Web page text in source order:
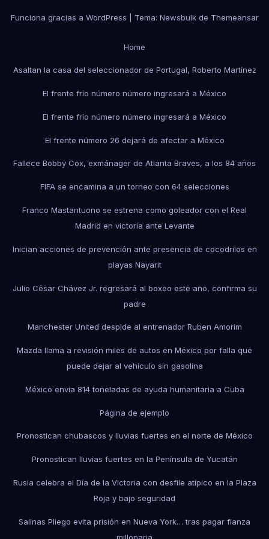
Funciona gracias a WordPress Tema: Newsbulkde Themeansar
Home
Asaltan la casa del seleccionador de Portugal, Roberto Martínez
El frente frío número número ingresará a México
El frente frío número número ingresará a México
El frente número 26 dejará de afectar a México
Fallece Bobby Cox, exmánager de Atlanta Braves, a los 84 años
FIFA se encamina a un torneo con 64 selecciones
Franco Mastantuono se estrena como goleador con el Real
Madrid en victoria ante Levante
Inician acciones de prevención ante presencia de cocodrilos en
playas Nayarit
Julio César Chávez Jr. regresará al boxeo este año, confirma su
padre
Manchester United despide al entrenador Ruben Amorim
Mazda llama a revisión miles de autos en México por falla que
puede dejar al vehículo sin gasolina
México envía 814 toneladas de ayuda humanitaria a Cuba
Página de ejemplo
Pronostican chubascos y lluvias fuertes en el norte de México
Pronostican lluvias fuertes en la Península de Yucatán
Rusia celebra el Día de la Victoria con desfile atípico en la Plaza
Roja y bajo seguridad
Salinas Pliego evita prisión en Nueva York… tras pagar fianza